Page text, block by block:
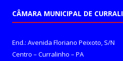
CÂMARA MUNICIPAL DE
End.: Avenida Floriano Peixoto, S/N
Centro – Curralinho – PA